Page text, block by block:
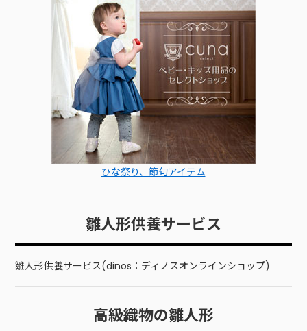
ひな祭り、節句アイテム
雛人形供養サービス
雛人形供養サービス(dinos：ディノスオンラインショップ)
高級織物の雛人形